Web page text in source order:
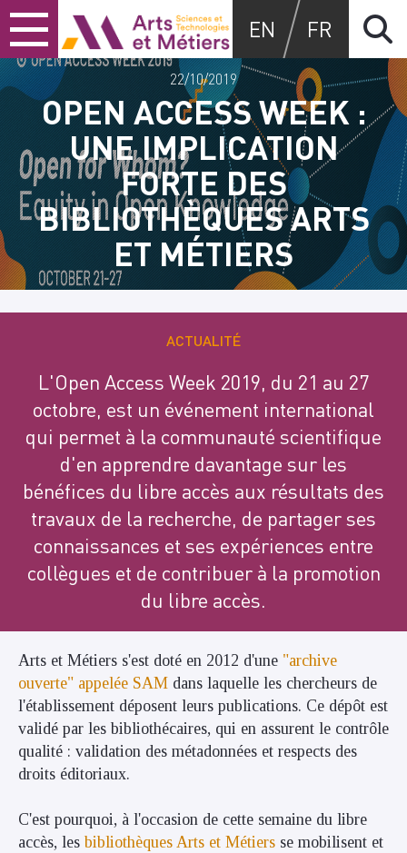
Skip
to
content
Skip
to
main
menu
Skip
to
search
Arts et métiers
EN FR
OPEN ACCESS WEEK :
UNE IMPLICATION
FORTE DES
BIBLIOTHÈQUES ARTS
ET MÉTIERS
22/10/2019
ACTUALITÉ
L'Open Access Week 2019, du 21 au 27
octobre, est un événement international
qui permet à la communauté scientifique
d'en apprendre davantage sur les
bénéfices du libre accès aux résultats des
travaux de la recherche, de partager ses
connaissances et ses expériences entre
collègues et de contribuer à la promotion
du libre accès.
Arts et Métiers s'est doté en 2012 d'une "archive
ouverte" appelée SAM dans laquelle les chercheurs de
l'établissement déposent leurs publications. Ce dépôt est
validé par les bibliothécaires, qui en assurent le contrôle
qualité : validation des métadonnées et respects des
droits éditoriaux.
C'est pourquoi, à l'occasion de cette semaine du libre
accès, les bibliothèques Arts et Métiers se mobilisent et